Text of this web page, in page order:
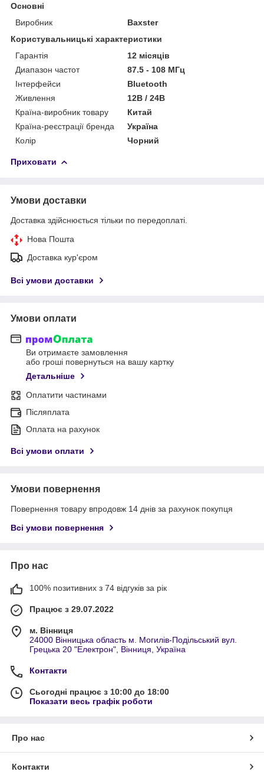
Основні
Виробник
Baxster
Користувальницькі характеристики
Гарантія
12 місяців
Диапазон частот
87.5 - 108 МГц
Інтерфейси
Bluetooth
Живлення
12В / 24В
Країна-виробник товару
Китай
Країна-реєстрації бренда
Україна
Колір
Чорний
Приховати
Умови доставки
Доставка здійснюється тільки по передоплаті.
Нова Пошта
Доставка кур'єром
Всі умови доставки
Умови оплати
Ви отримаєте замовлення
або гроші повернуться на вашу картку
Детальніше
Оплатити частинами
Післяплата
Оплата на рахунок
Всі умови оплати
Умови повернення
Повернення товару впродовж 14 днів за рахунок покупця
Всі умови повернення
Про нас
100% позитивних з 74 відгуків за рік
Працює з 29.07.2022
м. Вінниця
24000 Вінницька область м. Могилів-Подільський вул.
Грецька 20 "Електрон", Вінниця, Україна
Контакти
Сьогодні працює з 10:00 до 18:00
Показати весь графік роботи
Про нас
Контакти